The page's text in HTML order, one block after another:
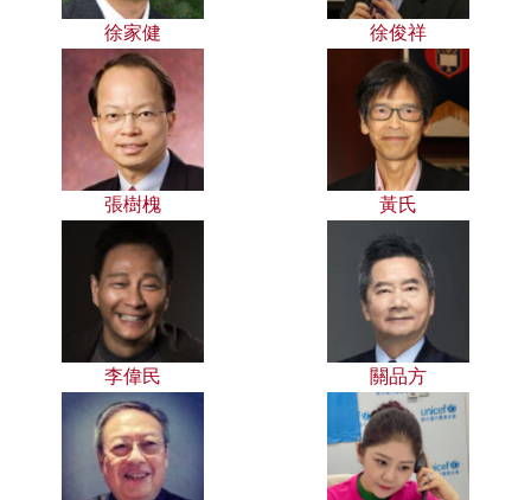
徐家健 徐俊祥
張樹槐 黃氏
李偉民 關品方